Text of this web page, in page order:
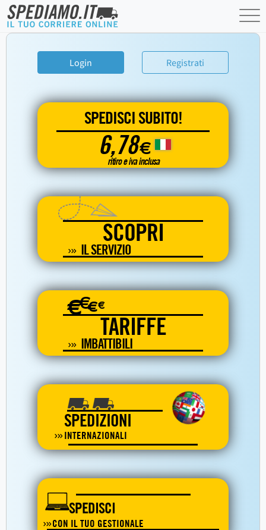
Login Registrati
SPEDISCI SUBITO!
6,78€
ritiro e iva inclusa
SCOPRI
IL SERVIZIO
€€€€
TARIFFE
IMBATTIBILI
SPEDIZIONI
INTERNAZIONALI
SPEDISCI
CON IL TUO GESTIONALE